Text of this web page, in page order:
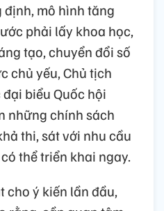
mô hình tăng
phải lấy khoa học,
tạo, chuyển đổi số
chủ yếu, Chủ tịch
biểu Quốc hội
những chính sách
thi, sát với nhu cầu
thể triển khai ngay.
cho ý kiến lần đầu,